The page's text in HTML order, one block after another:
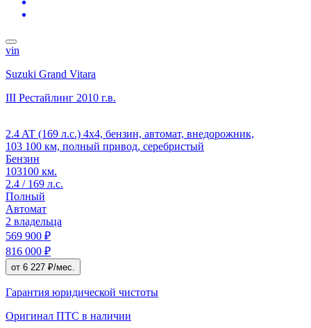
vin
Suzuki Grand Vitara
III Рестайлинг 2010 г.в.
2.4 AT (169 л.с.) 4x4, бензин, автомат, внедорожник,
103 100 км, полный привод, серебристый
Бензин
103100 км.
2.4 / 169 л.с.
Полный
Автомат
2 владельца
569 900 ₽
816 000 ₽
от 6 227 ₽/мес.
Гарантия юридической чистоты
Оригинал ПТС в наличии